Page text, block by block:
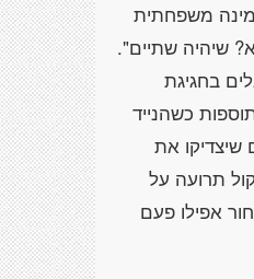
משפחתית
שיהיה שתיים".
בחגיגת
כשהנייד
שיצדיקו את
תרועה על
אפילו פעם